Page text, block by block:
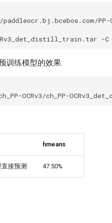
-C
训练模型的效果:
OCRv3/ch_PP-
hmeans
接预测 47.50%